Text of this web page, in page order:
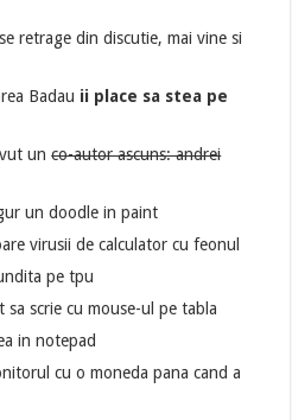
retrage din discutie, mai vine si
Badau ii place sa stea pe
unco-autor ascuns: andrei
un doodle in paint
virusii de calculator cu feonul
pe tpu
scrie cu mouse-ul pe tabla
in notepad
cu o moneda pana cand a